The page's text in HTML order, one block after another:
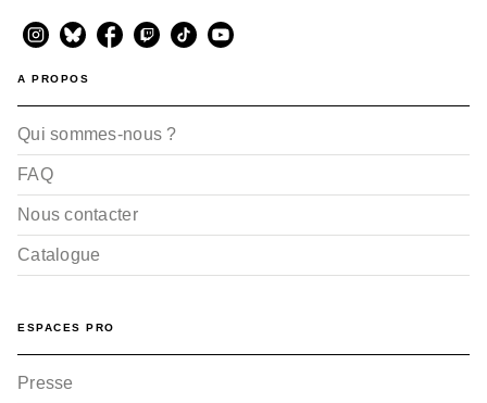
A PROPOS
Qui sommes-nous ?
FAQ
Nous contacter
Catalogue
ESPACES PRO
Presse